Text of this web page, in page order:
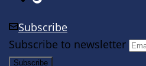
Subscribe
Subscribe to newsletter